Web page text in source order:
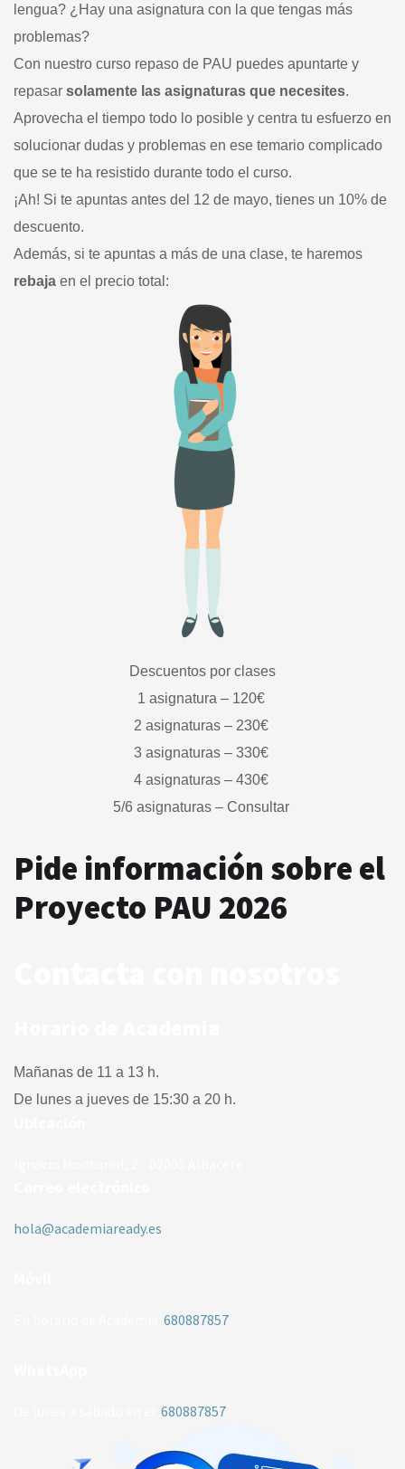
lengua? ¿Hay una asignatura con la que tengas más
problemas?
Con nuestro curso repaso de PAU puedes apuntarte y
repasar solamente las asignaturas que necesites.
Aprovecha el tiempo todo lo posible y centra tu esfuerzo en
solucionar dudas y problemas en ese temario complicado
que se te ha resistido durante todo el curso.
¡Ah! Si te apuntas antes del 12 de mayo, tienes un 10% de
descuento.
Además, si te apuntas a más de una clase, te haremos
rebaja en el precio total:
Descuentos por clases
1 asignatura – 120€
2 asignaturas – 230€
3 asignaturas – 330€
4 asignaturas – 430€
5/6 asignaturas – Consultar
Pide información sobre el
Proyecto PAU 2026
Mañanas de 11 a 13 h.
De lunes a jueves de 15:30 a 20 h.
hola@academiaready.es
680887857
680887857